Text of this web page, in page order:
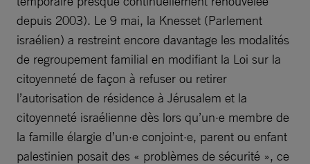
depuis 2003). Le 9 mai, la Knesset (Parlement
israélien) a restreint encore davantage les modalités
de regroupement familial en modifiant la Loi sur la
citoyenneté de façon à refuser ou retirer
l’autorisation de résidence à Jérusalem et la
citoyenneté israélienne dès lors qu’un·e membre de
la famille élargie d’un·e conjoint·e, parent ou enfant
palestinien posait des « problèmes de sécurité », ce